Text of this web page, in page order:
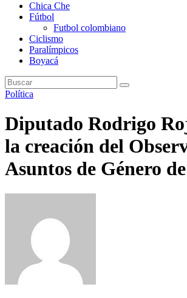
Chica Che
Fútbol
Futbol colombiano
Ciclismo
Paralímpicos
Boyacá
Política
Diputado Rodrigo
la creación del
Asuntos de Género